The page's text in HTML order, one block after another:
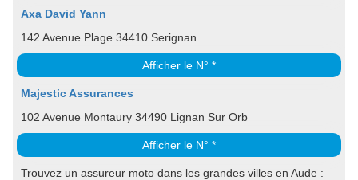
Axa David Yann
142 Avenue Plage 34410 Serignan
Afficher le N° *
Majestic Assurances
102 Avenue Montaury 34490 Lignan Sur Orb
Afficher le N° *
Trouvez un assureur moto dans les grandes villes en Aude :